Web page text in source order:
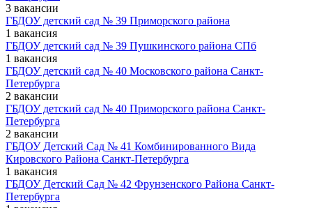
3 вакансии
ГБДОУ детский сад № 39 Приморского района
1 вакансия
ГБДОУ детский сад № 39 Пушкинского района СПб
1 вакансия
ГБДОУ детский сад № 40 Московского района Санкт-
Петербурга
2 вакансии
ГБДОУ детский сад № 40 Приморского района Санкт-
Петербурга
2 вакансии
ГБДОУ Детский Сад № 41 Комбинированного Вида
Кировского Района Санкт-Петербурга
1 вакансия
ГБДОУ Детский Сад № 42 Фрунзенского Района Санкт-
Петербурга